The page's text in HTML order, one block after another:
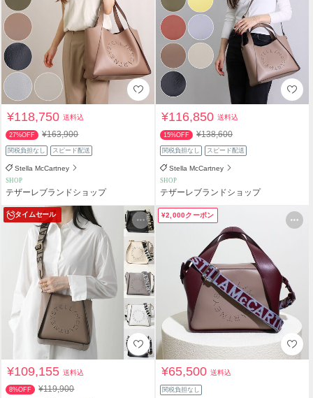
¥118,750送料込
27%OFF ¥163,900
関税負担なし スピード配送
Stella McCartney
SHOP
テザーレブランドショップ
¥116,850送料込
15%OFF ¥138,600
関税負担なし スピード配送
Stella McCartney
SHOP
テザーレブランドショップ
タイムセール
¥109,155送料込
8%OFF ¥119,900
¥2,000クーポン
¥65,500送料込
関税負担なし